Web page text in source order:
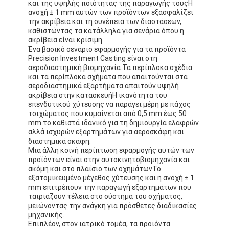
Γύρος εργοστασίων
Ποιοτικός έλεγχος
Μας ελάτε σε επαφή με
Συγκολλητική ταινία μόνωσης
Ταινία μόνωσης υφασμάτων γυαλιού
Ανθεκτική στη θερμότητα ταινία μόνωσης
Κολλητική ταινία υφασμάτων γυαλιού
Κολλητική ταινία ταινιών Polyimide
Κολλητική ταινία φύλλων αλουμινίου αργιλίου
και της υψηλής ποιότητας της παραγωγής τουςΗ
ανοχή ± 1 mm αυτών των προϊόντων εξασφαλίζει
την ακρίβεια και τη συνέπεια των διαστάσεων,
καθιστώντας τα κατάλληλα για σενάρια όπου η
ακρίβεια είναι κρίσιμη.
Ένα βασικό σενάριο εφαρμογής για τα προϊόντα
Precision Investment Casting είναι στη
αεροδιαστημική βιομηχανία.Τα περίπλοκα σχέδια
και τα περίπλοκα σχήματα που απαιτούνται στα
αεροδιαστημικά εξαρτήματα απαιτούν υψηλή
ακρίβεια στην κατασκευήΗ ικανότητα του
επενδυτικού χύτευσης να παράγει μέρη με πάχος
τοιχώματος που κυμαίνεται από 0,5 mm έως 50
mm το καθιστά ιδανικό για τη δημιουργία ελαφρών
αλλά ισχυρών εξαρτημάτων για αεροσκάφη και
διαστημικά σκάφη.
Μια άλλη κοινή περίπτωση εφαρμογής αυτών των
προϊόντων είναι στην αυτοκινητοβιομηχανία.και
ακόμη και στο πλαίσιο των οχημάτωνΤο
εξατομικευμένο μέγεθος χύτευσης και η ανοχή ± 1
mm επιτρέπουν την παραγωγή εξαρτημάτων που
ταιριάζουν τέλεια στο σύστημα του οχήματος,
μειώνοντας την ανάγκη για πρόσθετες διαδικασίες
μηχανικής.
Επιπλέον, στον ιατρικό τομέα, τα προϊόντα